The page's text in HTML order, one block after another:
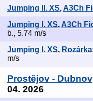
Jumping II. XS,A3Ch
Jumping I. XS, A3Ch
b., 5.74 m/s
Jumping I. XS, Rozárka
m/s
Prostějov -
04. 2026